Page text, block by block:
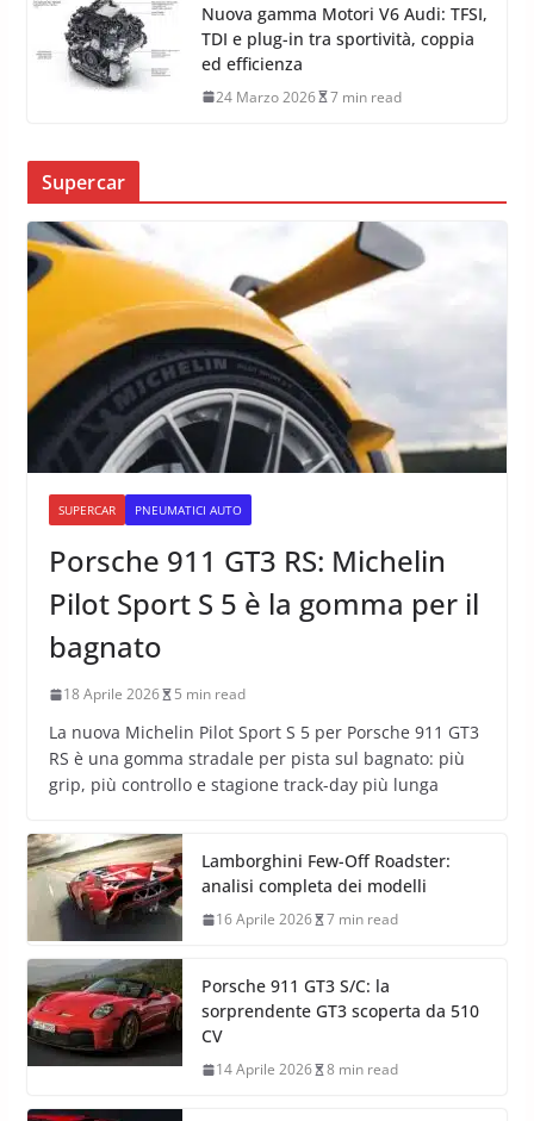
Nuova gamma Motori V6 Audi: TFSI,
TDI e plug-in tra sportività, coppia
ed efficienza
24 Marzo 2026 7 min read
Supercar
SUPERCAR PNEUMATICI AUTO
Porsche 911 GT3 RS: Michelin
Pilot Sport S 5 è la gomma per il
bagnato
18 Aprile 2026 5 min read
La nuova Michelin Pilot Sport S 5 per Porsche 911 GT3
RS è una gomma stradale per pista sul bagnato: più
grip, più controllo e stagione track-day più lunga
Lamborghini Few-Off Roadster:
analisi completa dei modelli
16 Aprile 2026 7 min read
Porsche 911 GT3 S/C: la
sorprendente GT3 scoperta da 510
CV
14 Aprile 2026 8 min read